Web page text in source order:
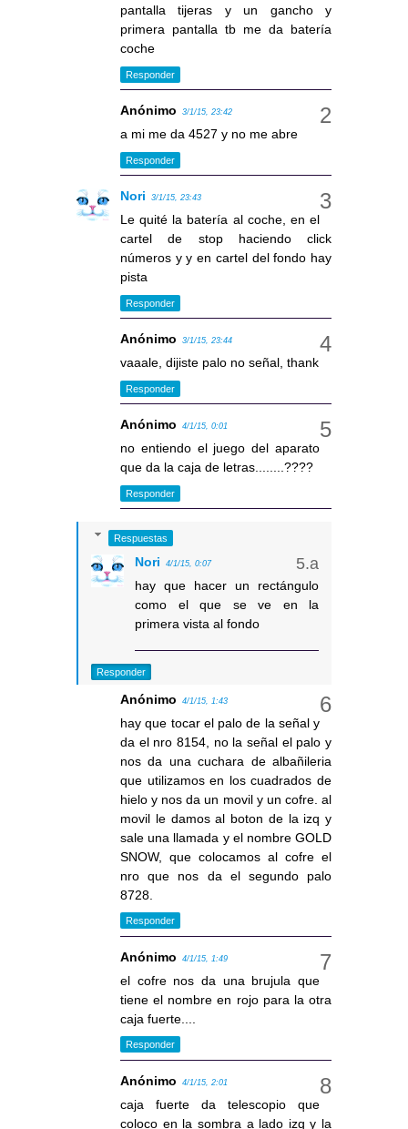
pantalla tijeras y un gancho y
primera pantalla tb me da batería
coche
Responder
Anónimo 3/1/15, 23:42
a mi me da 4527 y no me abre
Responder
Nori 3/1/15, 23:43
Le quité la batería al coche, en el
cartel de stop haciendo click
números y y en cartel del fondo hay
pista
Responder
Anónimo 3/1/15, 23:44
vaaale, dijiste palo no señal, thank
Responder
Anónimo 4/1/15, 0:01
no entiendo el juego del aparato
que da la caja de letras........????
Responder
Respuestas
Nori 4/1/15, 0:07
hay que hacer un rectángulo
como el que se ve en la
primera vista al fondo
Responder
Anónimo 4/1/15, 1:43
hay que tocar el palo de la señal y
da el nro 8154, no la señal el palo y
nos da una cuchara de albañileria
que utilizamos en los cuadrados de
hielo y nos da un movil y un cofre. al
movil le damos al boton de la izq y
sale una llamada y el nombre GOLD
SNOW, que colocamos al cofre el
nro que nos da el segundo palo
8728.
Responder
Anónimo 4/1/15, 1:49
el cofre nos da una brujula que
tiene el nombre en rojo para la otra
caja fuerte....
Responder
Anónimo 4/1/15, 2:01
caja fuerte da telescopio que
coloco en la sombra a lado izq y la